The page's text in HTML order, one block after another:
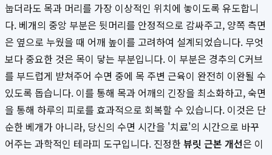
눕더라도 목과 머리를 가장 이상적인 위치에 놓이도록 유도합니
다. 베개의 중앙 부분은 뒷머리를 안정적으로 감싸주고, 양쪽 측면
은 옆으로 누웠을 때 어깨 높이를 고려하여 설계되었습니다. 무엇
보다 중요한 것은 목이 닿는 부분입니다. 이 부분은 경추의 C커브
를 부드럽게 받쳐주어 수면 중에 목 주변 근육이 완전히 이완될 수
있도록 돕습니다. 이를 통해 목과 어깨의 긴장을 최소화하고, 숙면
을 통해 하루의 피로를 효과적으로 회복할 수 있습니다. 이것은 단
순한 베개가 아니라, 당신의 수면 시간을 '치료'의 시간으로 바꾸
어주는 과학적인 테라피 도구입니다. 진정한뷰릿 근본 개선은 이